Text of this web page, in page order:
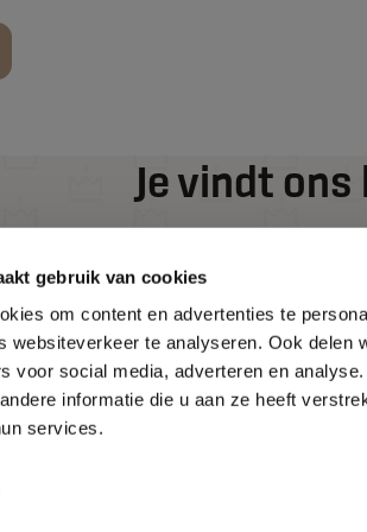
gebruik van cookies
om content en advertenties te
websiteverkeer te analyseren. Ook delen
voor social media, adverteren en
informatie die u aan ze heeft
services.
Je vindt ons
Hippolytushoef
0227 - 76 00 60